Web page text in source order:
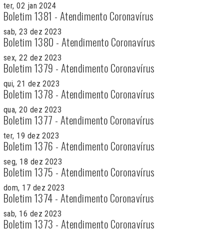
ter, 02 jan 2024
Boletim 1381 - Atendimento Coronavírus
sab, 23 dez 2023
Boletim 1380 - Atendimento Coronavírus
sex, 22 dez 2023
Boletim 1379 - Atendimento Coronavírus
qui, 21 dez 2023
Boletim 1378 - Atendimento Coronavírus
qua, 20 dez 2023
Boletim 1377 - Atendimento Coronavírus
ter, 19 dez 2023
Boletim 1376 - Atendimento Coronavírus
seg, 18 dez 2023
Boletim 1375 - Atendimento Coronavírus
dom, 17 dez 2023
Boletim 1374 - Atendimento Coronavírus
sab, 16 dez 2023
Boletim 1373 - Atendimento Coronavírus